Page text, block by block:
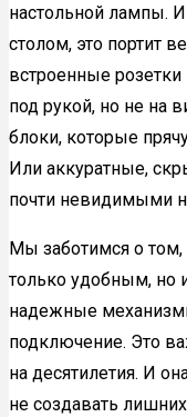
настольной лампы.
столом, это портит
встроенные
под рукой, но не на
блоки, которые
Или аккуратные,
почти невидимыми
Мы заботимся о
только удобным, но
надежные
подключение. Это
на десятилетия. И
не создавать